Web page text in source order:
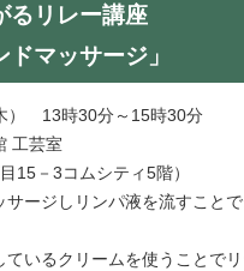
るリレー講座
ドマッサージ」
） 13時30分～15時30分
工芸室
－3コムシティ5階）
ージしリンパ液を流すこと
るクリームを使うことでリ